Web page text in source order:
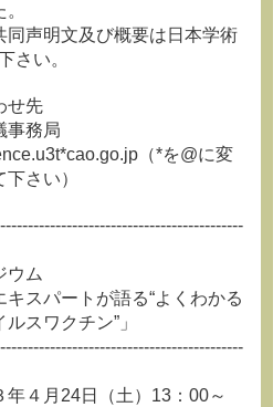
声明文及び概要は日本学術
さい。
せ先
事務局
（*を@に変
さい）
ウム
スパートが語る“よくわかる
スワクチン”」
年４月24日（土）13：00～